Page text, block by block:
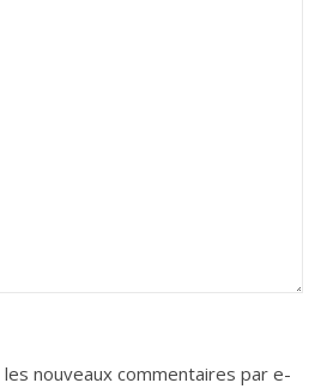
nouveaux commentaires par e-